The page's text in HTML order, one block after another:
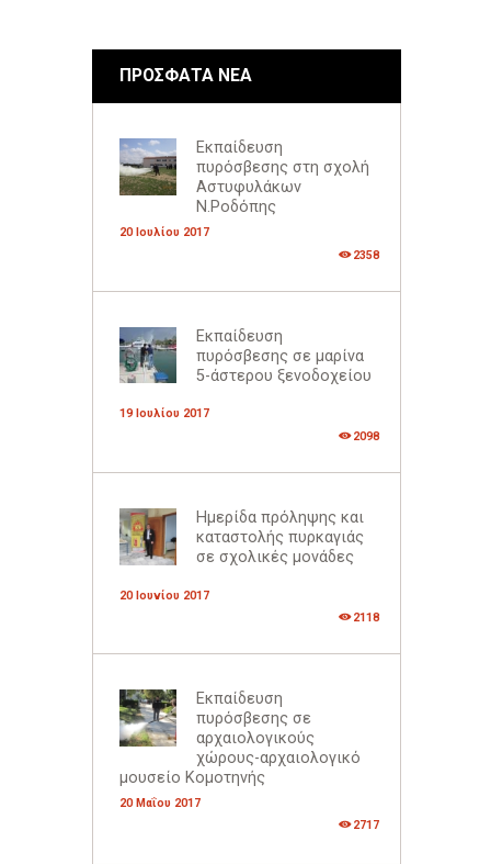
ΠΡΟΣΦΑΤΑ ΝΕΑ
Εκπαίδευση
πυρόσβεσης στη σχολή
Αστυφυλάκων
Ν.Ροδόπης
20 Ιουλίου 2017
2358
Εκπαίδευση
πυρόσβεσης σε μαρίνα
5-άστερου ξενοδοχείου
19 Ιουλίου 2017
2098
Ημερίδα πρόληψης και
καταστολής πυρκαγιάς
σε σχολικές μονάδες
20 Ιουνίου 2017
2118
Εκπαίδευση
πυρόσβεσης σε
αρχαιολογικούς
χώρους-αρχαιολογικό
μουσείο Κομοτηνής
20 Μαΐου 2017
2717